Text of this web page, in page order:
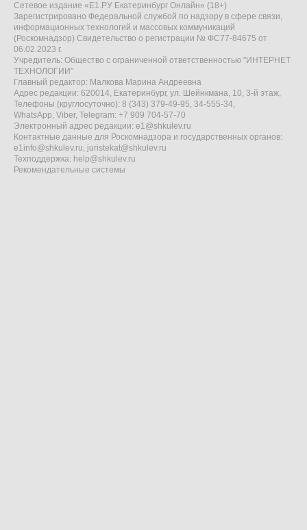
Сетевое издание «Е1.РУ Екатеринбург Онлайн» (18+)
Зарегистрировано Федеральной службой по надзору в сфере связи,
информационных технологий и массовых коммуникаций
(Роскомнадзор) Свидетельство о регистрации № ФС77-84675 от
06.02.2023 г.
Учредитель: Общество с ограниченной ответственностью "ИНТЕРНЕТ
ТЕХНОЛОГИИ"
Главный редактор: Малкова Марина Андреевна
Адрес редакции: 620014, Екатеринбург, ул. Шейнкмана, 10, 3-й этаж,
Телефоны (круглосуточно): 8 (343) 379-49-95, 34-555-34,
WhatsApp, Viber, Telegram: +7 909 704-57-70
Электронный адрес редакции: e1@shkulev.ru
Контактные данные для Роскомнадзора и государственных органов:
e1info@shkulev.ru, juristekat@shkulev.ru
Техподдержка: help@shkulev.ru
Рекомендательные системы